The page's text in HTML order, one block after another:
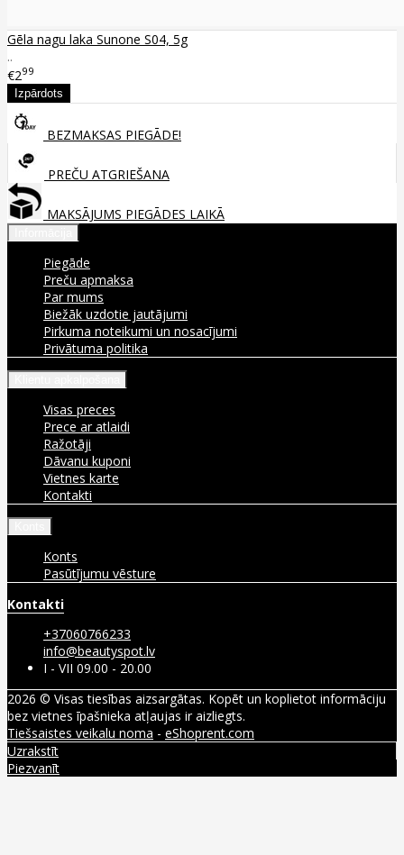
Gēla nagu laka Sunone S04, 5g
..
€299
BEZMAKSAS PIEGĀDE!
PREČU ATGRIEŠANA
MAKSĀJUMS PIEGĀDES LAIKĀ
Piegāde
Preču apmaksa
Par mums
Biežāk uzdotie jautājumi
Pirkuma noteikumi un nosacījumi
Privātuma politika
Visas preces
Prece ar atlaidi
Ražotāji
Dāvanu kuponi
Vietnes karte
Kontakti
Konts
Pasūtījumu vēsture
Kontakti
+37060766233
info@beautyspot.lv
I - VII 09.00 - 20.00
2026 © Visas tiesības aizsargātas. Kopēt un koplietot informāciju
bez vietnes īpašnieka atļaujas ir aizliegts.
Tiešsaistes veikalu noma - eShoprent.com
Uzrakstīt
Piezvanīt